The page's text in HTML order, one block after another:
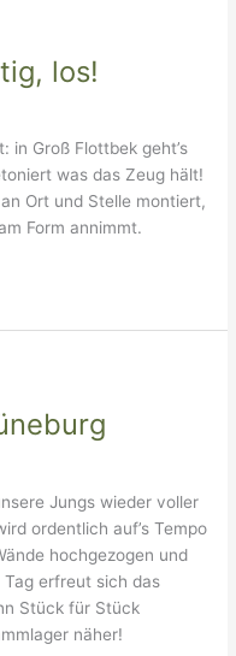
los!
in Groß Flottbek geht’s
was das Zeug hält!
Ort und Stelle montiert,
Form annimmt.
Jungs wieder voller
ordentlich auf’s Tempo
hochgezogen und
erfreut sich das
Stück für Stück
näher!